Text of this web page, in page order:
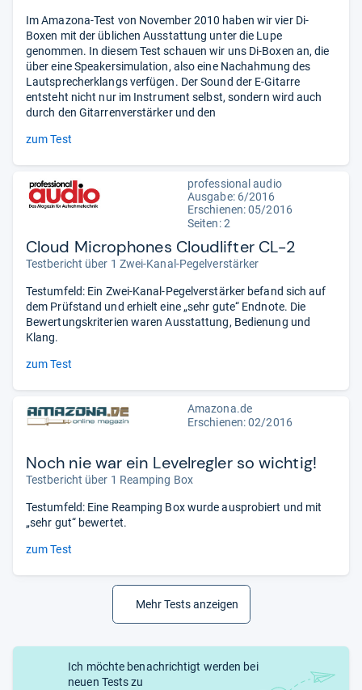
Im Amazona-Test von November 2010 haben wir vier Di-
Boxen mit der üblichen Ausstattung unter die Lupe
genommen. In diesem Test schauen wir uns Di-Boxen an, die
über eine Speakersimulation, also eine Nachahmung des
Lautsprecherklangs verfügen. Der Sound der E-Gitarre
entsteht nicht nur im Instrument selbst, sondern wird auch
durch den Gitarrenverstärker und den
zum Test
professional audio
Ausgabe: 6/2016
Erschienen: 05/2016
Seiten: 2
Cloud Microphones Cloudlifter CL-2
Testbericht über 1 Zwei-Kanal-Pegelverstärker
Testumfeld: Ein Zwei-Kanal-Pegelverstärker befand sich auf
dem Prüfstand und erhielt eine „sehr gute“ Endnote. Die
Bewertungskriterien waren Ausstattung, Bedienung und
Klang.
zum Test
Amazona.de
Erschienen: 02/2016
Noch nie war ein Levelregler so wichtig!
Testbericht über 1 Reamping Box
Testumfeld: Eine Reamping Box wurde ausprobiert und mit
„sehr gut“ bewertet.
zum Test
Mehr Tests anzeigen
Ich möchte benachrichtigt werden bei
neuen Tests zu